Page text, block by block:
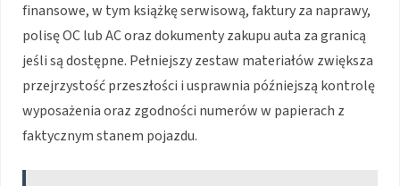
finansowe, w tym książkę serwisową, faktury za naprawy,
polisę OC lub AC oraz dokumenty zakupu auta za granicą
jeśli są dostępne. Pełniejszy zestaw materiałów zwiększa
przejrzystość przeszłości i usprawnia późniejszą kontrolę
wyposażenia oraz zgodności numerów w papierach z
faktycznym stanem pojazdu.